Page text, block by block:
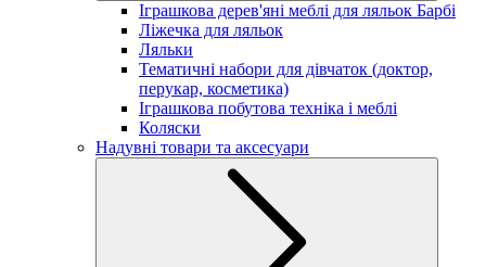
Іграшкова дерев'яні меблі для ляльок Барбі
Ліжечка для ляльок
Ляльки
Тематичні набори для дівчаток (доктор,
перукар, косметика)
Іграшкова побутова техніка і меблі
Коляски
Надувні товари та аксесуари